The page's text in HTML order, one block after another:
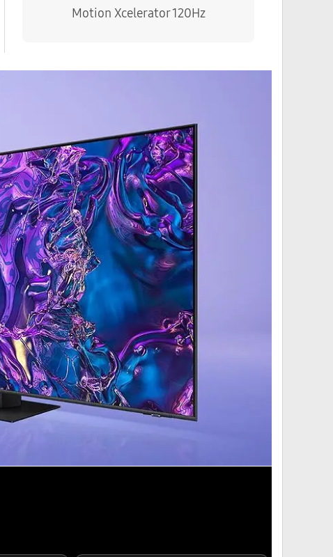
Motion Xcelerator 120Hz